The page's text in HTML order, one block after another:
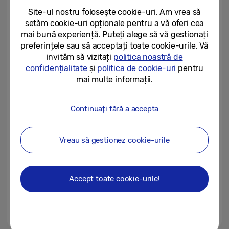
23/04/2026
Samsung anunță o colaborare
globală pentru Galaxy S26 Ultra
cu ocazia lansării filmului „The...
O nouă eră în transmisiunile
sportive: Galaxy S26 Ultra
deschide noi perspective...
06/04/2026
Peste jumătate dintre europeni
recunosc că se uită la ecranul
Site-ul nostru folosește cookie-uri. Am vrea să
setăm cookie-uri opționale pentru a vă oferi cea
mai bună experiență. Puteți alege să vă gestionați
preferințele sau să acceptați toate cookie-urile. Vă
invităm să vizitați politica noastră de
confidențialitateși politica de cookie-uri pentru
mai multe informații.
Continuați fără a accepta
Vreau să gestionez cookie-urile
Accept toate cookie-urile!